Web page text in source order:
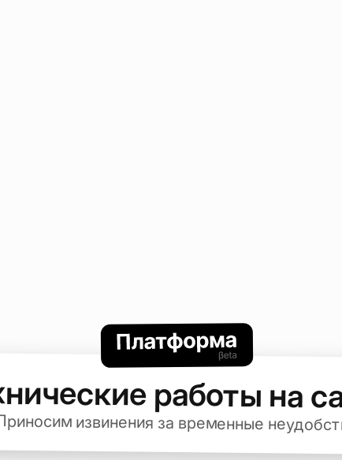
работы на
извинения за временные